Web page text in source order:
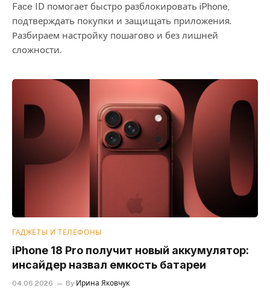
Face ID помогает быстро разблокировать iPhone,
подтверждать покупки и защищать приложения.
Разбираем настройку пошагово и без лишней
сложности.
ГАДЖЕТЫ И ТЕЛЕФОНЫ
iPhone 18 Pro получит новый аккумулятор:
инсайдер назвал емкость батареи
04.06.2026 By Ирина Яковчук